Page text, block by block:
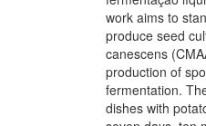
work aims to
produce seed
canescens
production of
fermentation.
dishes with